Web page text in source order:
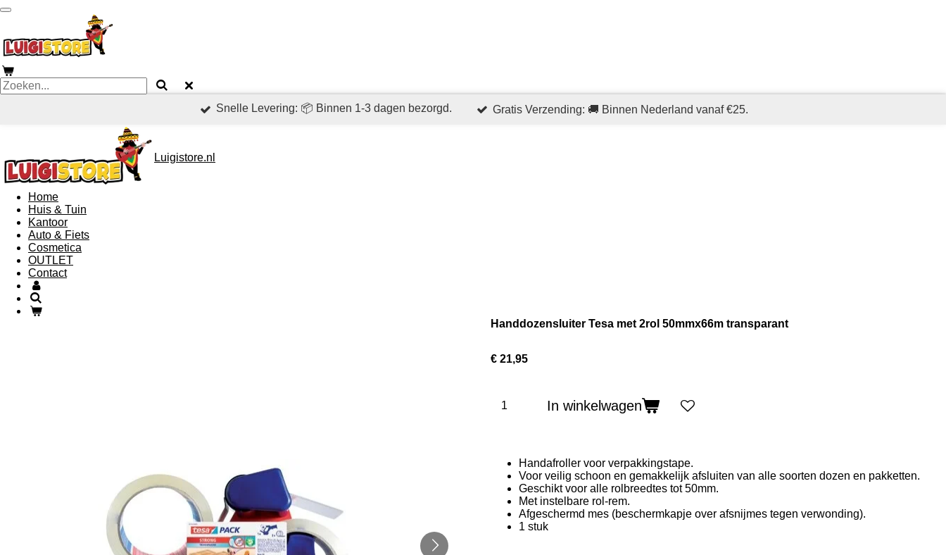
Ga
naar
de
Snelle Levering: 📦 Binnen 1-3 dagen bezorgd. Gratis Verzending: 🚚 Binnen Nederland vanaf €25.
Luigistore.nl
Home
Huis & Tuin
Kantoor
Auto & Fiets
Cosmetica
OUTLET
Contact
Handdozensluiter Tesa met 2rol 50mmx66m transparant
€ 21,95
In winkelwagen
Handafroller voor verpakkingstape.
Voor veilig schoon en gemakkelijk afsluiten van alle soorten dozen en pakketten.
Geschikt voor alle rolbreedtes tot 50mm.
Met instelbare rol-rem.
Afgeschermd mes (beschermkapje over afsnijmes tegen verwonding).
1 stuk